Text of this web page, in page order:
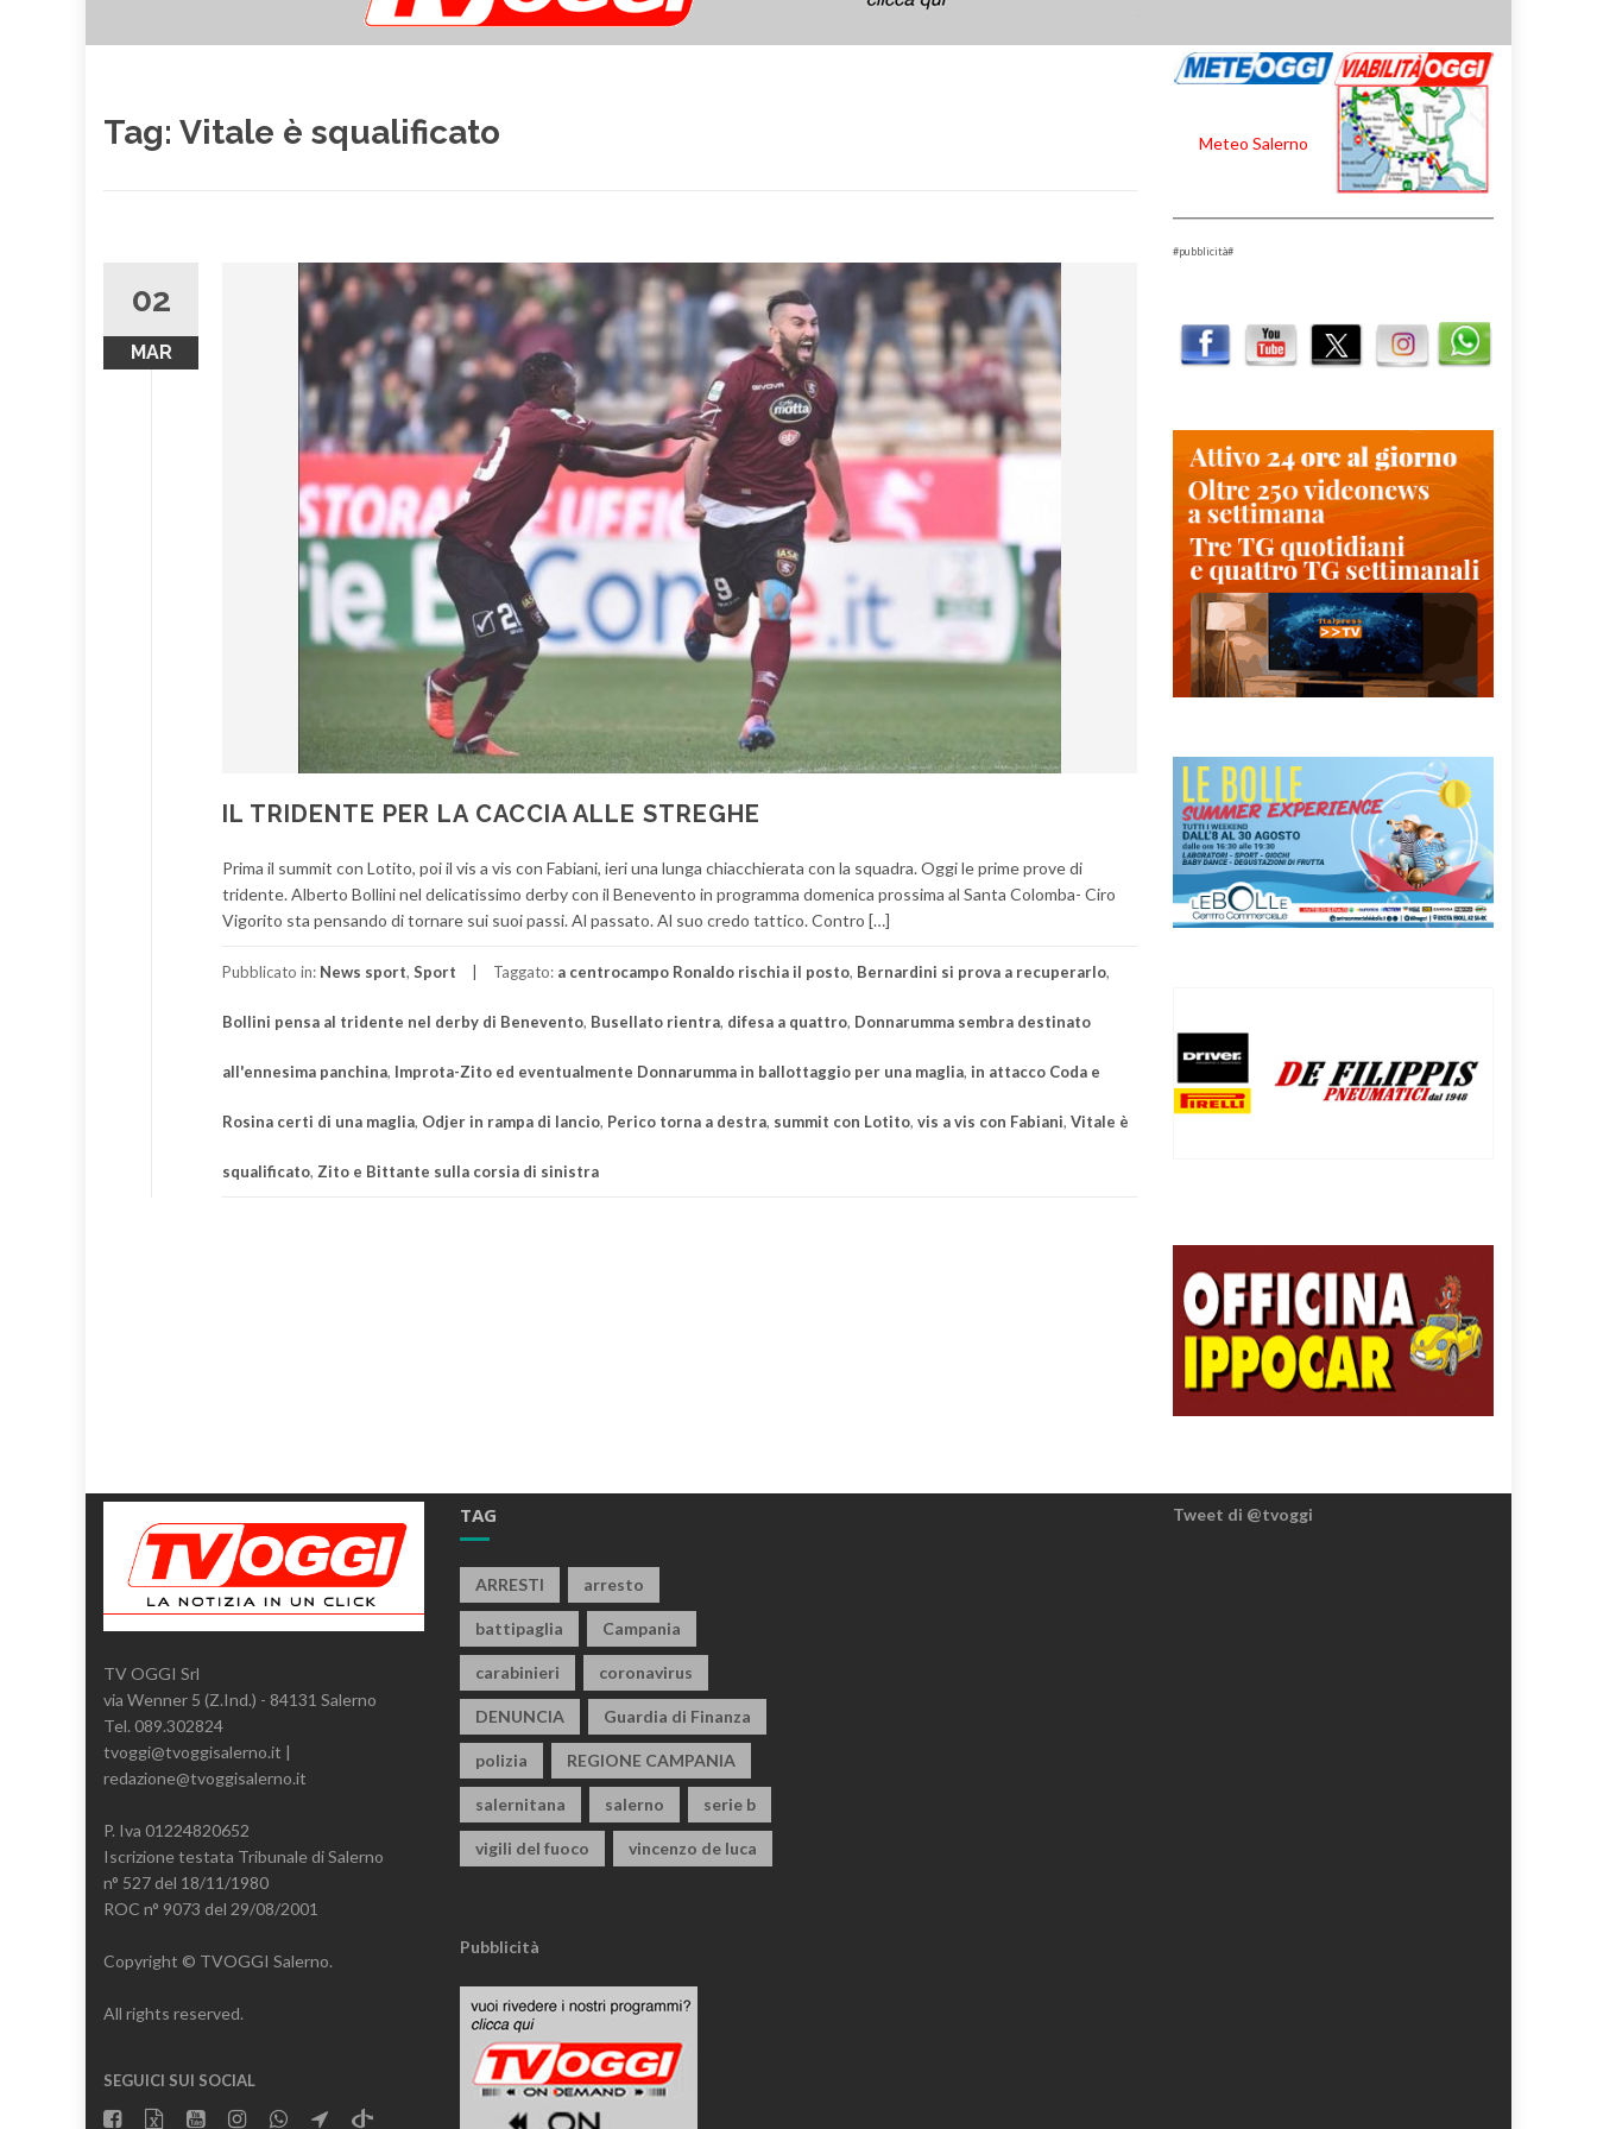
Tag: Vitale è squalificato
02
MAR
IL TRIDENTE PER LA CACCIA ALLE STREGHE
Prima il summit con Lotito, poi il vis a vis con Fabiani, ieri una lunga chiacchierata con la squadra. Oggi le prime prove di
tridente. Alberto Bollini nel delicatissimo derby con il Benevento in programma domenica prossima al Santa Colomba- Ciro
Vigorito sta pensando di tornare sui suoi passi. Al passato. Al suo credo tattico. Contro […]
Pubblicato in: News sport, Sport Taggato: a centrocampo Ronaldo rischia il posto, Bernardini si prova a recuperarlo,
Bollini pensa al tridente nel derby di Benevento, Busellato rientra, difesa a quattro, Donnarumma sembra destinato
all'ennesima panchina, Improta-Zito ed eventualmente Donnarumma in ballottaggio per una maglia, in attacco Coda e
Rosina certi di una maglia, Odjer in rampa di lancio, Perico torna a destra, summit con Lotito, vis a vis con Fabiani, Vitale è
squalificato, Zito e Bittante sulla corsia di sinistra
Meteo Salerno
#pubblicità#
TV OGGI Srl
via Wenner 5 (Z.Ind.) - 84131 Salerno
Tel. 089.302824
tvoggi@tvoggisalerno.it |
redazione@tvoggisalerno.it
P. Iva 01224820652
Iscrizione testata Tribunale di Salerno
n° 527 del 18/11/1980
ROC n° 9073 del 29/08/2001
Copyright © TVOGGI Salerno.
All rights reserved.
SEGUICI SUI SOCIAL
TAG
ARRESTI arresto
battipaglia Campania
carabinieri coronavirus
DENUNCIA Guardia di Finanza
polizia REGIONE CAMPANIA
salernitana salerno serie b
vigili del fuoco vincenzo de luca
Pubblicità
Tweet di @tvoggi